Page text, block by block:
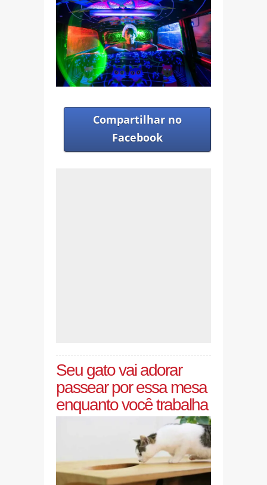
Compartilhar no
Facebook
Seu gato vai adorar
passear por essa mesa
enquanto você trabalha